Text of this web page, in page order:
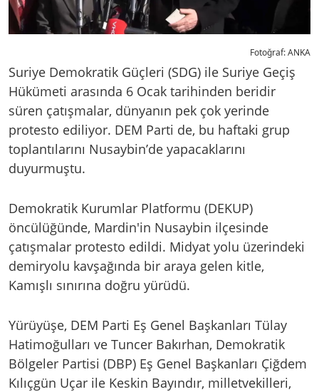
Fotoğraf: ANKA
Suriye Demokratik Güçleri (SDG) ile Suriye Geçiş
Hükümeti arasında 6 Ocak tarihinden beridir
süren çatışmalar, dünyanın pek çok yerinde
protesto ediliyor. DEM Parti de, bu haftaki grup
toplantılarını Nusaybin’de yapacaklarını
duyurmuştu.
Demokratik Kurumlar Platformu (DEKUP)
öncülüğünde, Mardin'in Nusaybin ilçesinde
çatışmalar protesto edildi. Midyat yolu üzerindeki
demiryolu kavşağında bir araya gelen kitle,
Kamışlı sınırına doğru yürüdü.
Yürüyüşe, DEM Parti Eş Genel Başkanları Tülay
Hatimoğulları ve Tuncer Bakırhan, Demokratik
Bölgeler Partisi (DBP) Eş Genel Başkanları Çiğdem
Kılıçgün Uçar ile Keskin Bayındır, milletvekilleri,